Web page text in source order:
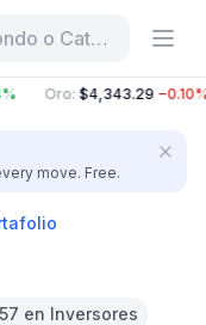
o Categoría
Oro:$4,343.29 −0.10%
move. Free.
en Inversores